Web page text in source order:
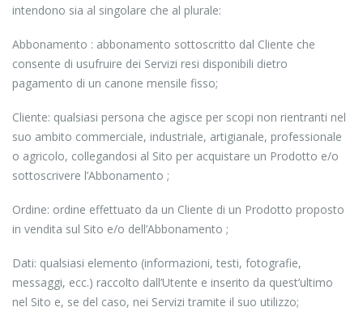
intendono sia al singolare che al plurale:
Abbonamento : abbonamento sottoscritto dal Cliente che
consente di usufruire dei Servizi resi disponibili dietro
pagamento di un canone mensile fisso;
Cliente: qualsiasi persona che agisce per scopi non rientranti nel
suo ambito commerciale, industriale, artigianale, professionale
o agricolo, collegandosi al Sito per acquistare un Prodotto e/o
sottoscrivere l’Abbonamento ;
Ordine: ordine effettuato da un Cliente di un Prodotto proposto
in vendita sul Sito e/o dell’Abbonamento ;
Dati: qualsiasi elemento (informazioni, testi, fotografie,
messaggi, ecc.) raccolto dall’Utente e inserito da quest’ultimo
nel Sito e, se del caso, nei Servizi tramite il suo utilizzo;